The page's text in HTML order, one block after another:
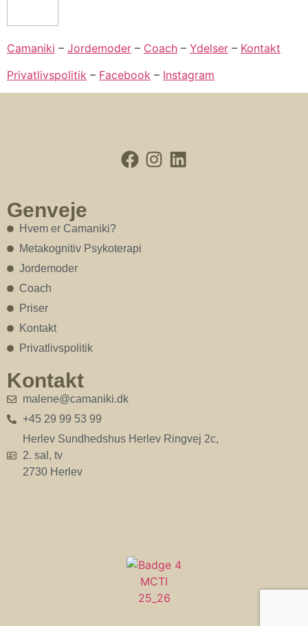
Camaniki – Jordemoder – Coach – Ydelser – Kontakt
Privatlivspolitik – Facebook – Instagram
Genveje
Hvem er Camaniki?
Metakognitiv Psykoterapi
Jordemoder
Coach
Priser
Kontakt
Privatlivspolitik
Kontakt
malene@camaniki.dk
+45 29 99 53 99
Herlev Sundhedshus Herlev Ringvej 2c,
2. sal, tv
2730 Herlev